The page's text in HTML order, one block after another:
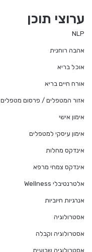
ערוצי תוכן
NLP
אהבה רוחנית
אוכל בריא
אורח חיים בריא
אזור המטפלים / פרסום מטפלים
אימון אישי
אימון עיסקי למטפלים
אינדקס מחלות
אינדקס צמחי מרפא
אלטרנטיבלי Wellness
אנרגיות חיוביות
אסטרולוגיה
אסטרולוגיה וקבלה
אסטרולוגיה שבועית